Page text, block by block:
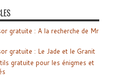
gratuite : A la recherche de Mr
gratuite : Le Jade et le Granit
gratuite pour les énigmes et